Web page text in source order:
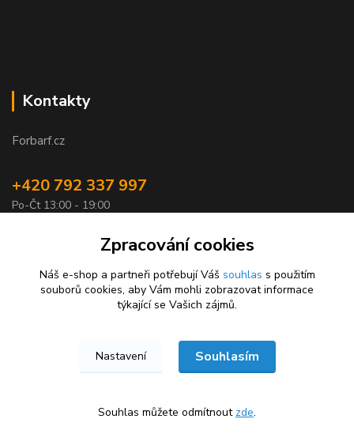
Kontakty
Forbarf.cz
+420 792 337 997
Po-Čt 13:00 - 19:00
objednavky@forbarf.cz
Forbarf.cz © 2026
Zpracování cookies
Náš e-shop a partneři potřebují Váš souhlas s použitím
souborů cookies, aby Vám mohli zobrazovat informace
týkající se Vašich zájmů.
Nastavení Souhlasím
Souhlas můžete odmítnout zde.
100 %★★★★★